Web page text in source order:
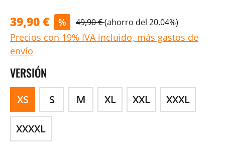
39,90 € % 49,90 €(ahorro del 20.04%)
Precios con 19% IVA incluido, más gastos de
envío
VERSIÓN
XS S M XL XXL XXXL
XXXXL